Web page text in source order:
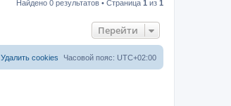
Найдено 0 результатов • Страница 1 из 1
Перейти
Часовой пояс: UTC+02:00
Удалить cookies